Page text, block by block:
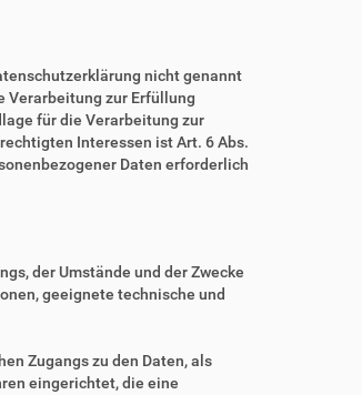
nicht genannt
Verarbeitung zur Erfüllung
für die Verarbeitung zur
Interessen ist Art. 6 Abs.
Daten erforderlich
der Umstände und der Zwecke
geeignete technische und
Zugangs zu den Daten, als
eingerichtet, die eine